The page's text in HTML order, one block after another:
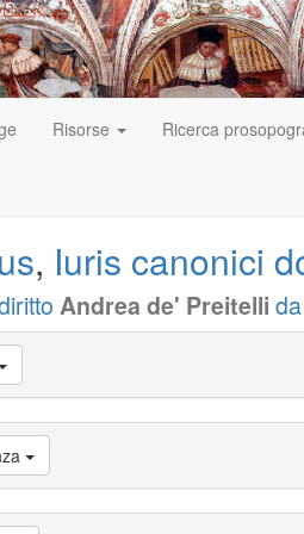
Risorse Ricerca
, Iuris canonici
Andrea de' Preitelli